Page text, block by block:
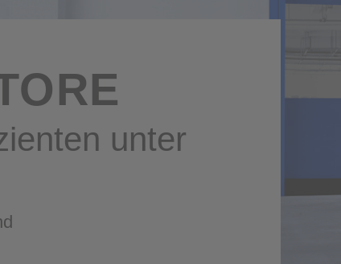
Onlineportalen von Reisemagazinen, Instagram und
Werbung zu schalten, setzen wir Cookies Dritter auf unserer
hiermit verbundenen Leistungen des Drittanbieters.